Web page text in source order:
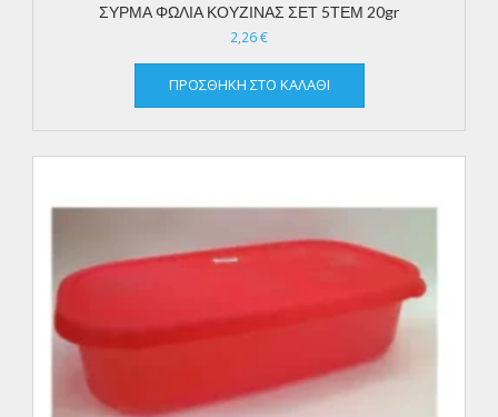
ΣΥΡΜΑ ΦΩΛΙΑ ΚΟΥΖΙΝΑΣ ΣΕΤ 5ΤΕΜ 20gr
2,26€
ΠΡΟΣΘΉΚΗ ΣΤΟ ΚΑΛΆΘΙ